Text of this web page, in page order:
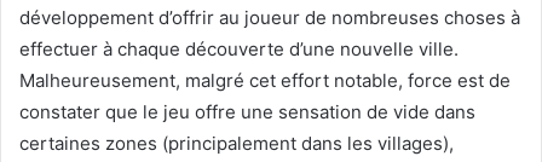
développement d’offrir au joueur de nombreuses choses à
effectuer à chaque découverte d’une nouvelle ville.
Malheureusement, malgré cet effort notable, force est de
constater que le jeu offre une sensation de vide dans
certaines zones (principalement dans les villages),